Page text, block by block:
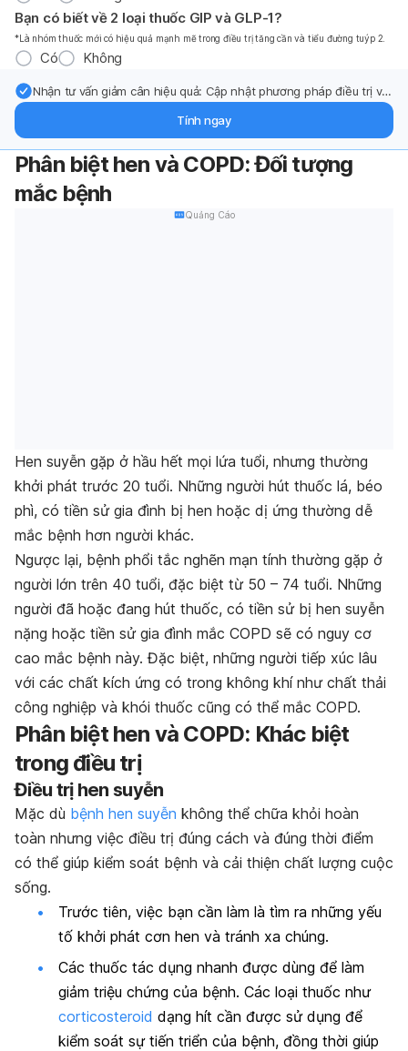
Bạn có biết về 2 loại thuốc GIP và GLP-1?
*Là nhóm thuốc mới có hiệu quả mạnh mẽ trong điều trị tăng cần và tiểu đường tuýp 2.
Có Không
Nhận tư vấn giảm cân hiệu quả: Cập nhật phương pháp điều trị và
Tính ngay
Phân biệt hen và COPD: Đối tượng
mắc bệnh
Quảng Cáo
Hen suyễn gặp ở hầu hết mọi lứa tuổi, nhưng thường
khởi phát trước 20 tuổi. Những người hút thuốc lá, béo
phì, có tiền sử gia đình bị hen hoặc dị ứng thường dễ
mắc bệnh hơn người khác.
Ngược lại, bệnh phổi tắc nghẽn mạn tính thường gặp ở
người lớn trên 40 tuổi, đặc biệt từ 50 – 74 tuổi. Những
người đã hoặc đang hút thuốc, có tiền sử bị hen suyễn
nặng hoặc tiền sử gia đình mắc COPD sẽ có nguy cơ
cao mắc bệnh này. Đặc biệt, những người tiếp xúc lâu
với các chất kích ứng có trong không khí như chất thải
công nghiệp và khói thuốc cũng có thể mắc COPD.
Phân biệt hen và COPD: Khác biệt
trong điều trị
Điều trị hen suyễn
Mặc dù bệnh hen suyễn không thể chữa khỏi hoàn
toàn nhưng việc điều trị đúng cách và đúng thời điểm
có thể giúp kiểm soát bệnh và cải thiện chất lượng cuộc
sống.
Trước tiên, việc bạn cần làm là tìm ra những yếu
tố khởi phát cơn hen và tránh xa chúng.
Các thuốc tác dụng nhanh được dùng để làm
giảm triệu chứng của bệnh. Các loại thuốc như
corticosteroid dạng hít cần được sử dụng để
kiểm soát sự tiến triển của bệnh, đồng thời giúp